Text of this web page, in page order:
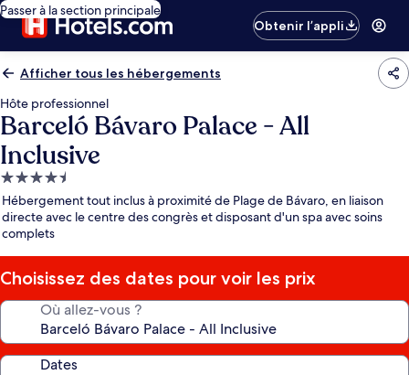
Passer à la section principale
Obtenir l’appli
Afficher tous les hébergements
Hôte professionnel
Barceló Bávaro Palace - All
Inclusive
Hébergement
4.5 étoiles
Hébergement tout inclus à proximité de Plage de Bávaro, en liaison
directe avec le centre des congrès et disposant d'un spa avec soins
complets
Choisissez des dates pour voir les prix
Où allez-vous ?
Dates